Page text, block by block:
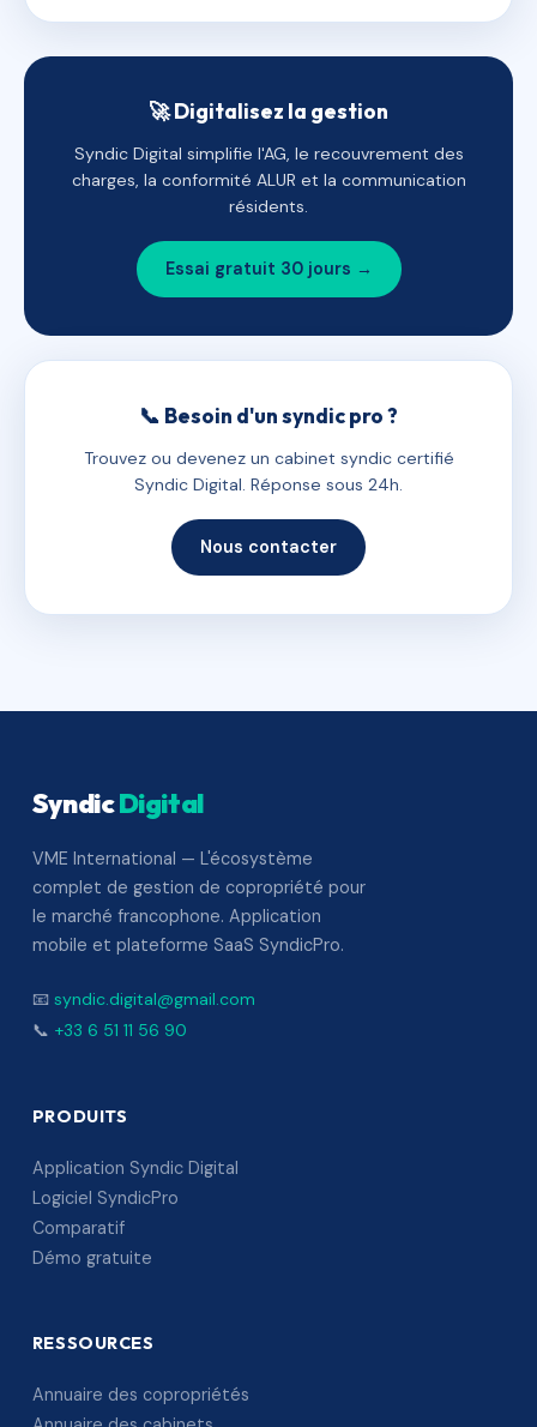
🚀 Digitalisez la gestion
Syndic Digital simplifie l'AG, le recouvrement des
charges, la conformité ALUR et la communication
résidents.
Essai gratuit 30 jours →
📞 Besoin d'un syndic pro ?
Trouvez ou devenez un cabinet syndic certifié
Syndic Digital. Réponse sous 24h.
Nous contacter
SyndicDigital
VME International — L'écosystème
complet de gestion de copropriété pour
le marché francophone. Application
mobile et plateforme SaaS SyndicPro.
📧 syndic.digital@gmail.com
📞 +33 6 51 11 56 90
PRODUITS
Application Syndic Digital
Logiciel SyndicPro
Comparatif
Démo gratuite
RESSOURCES
Annuaire des copropriétés